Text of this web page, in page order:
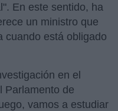
En este sentido, ha
un ministro que
cuando está obligado
en el
Parlamento de
vamos a estudiar